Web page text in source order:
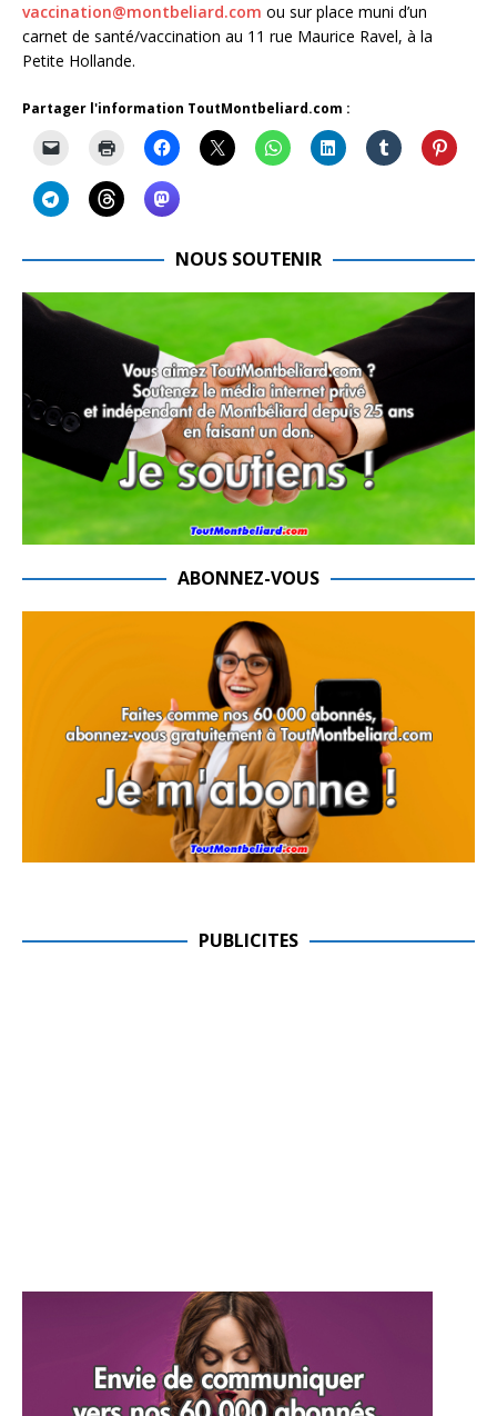
vaccination@montbeliard.com ou sur place muni d’un
carnet de santé/vaccination au 11 rue Maurice Ravel, à la
Petite Hollande.
Partager l'information ToutMontbeliard.com :
NOUS SOUTENIR
ABONNEZ-VOUS
PUBLICITES